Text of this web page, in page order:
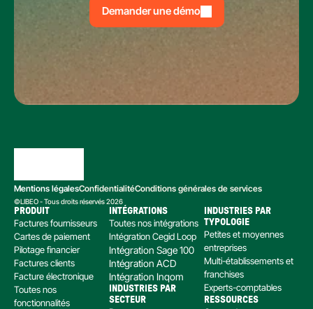
Demander une démo
Mentions légalesConfidentialitéConditions générales de services
©LIBEO - Tous droits réservés 2026
PRODUIT
Factures fournisseurs
Cartes de paiement
Pilotage financier
Factures clients
Facture électronique
Toutes nos
fonctionnalités
INTÉGRATIONS
Toutes nos intégrations
Intégration Cegid Loop
Intégration Sage 100
Intégration ACD
Intégration Inqom
INDUSTRIES PAR
SECTEUR
INDUSTRIES PAR
TYPOLOGIE
Petites et moyennes
entreprises
Multi-établissements et
franchises
Experts-comptables
RESSOURCES